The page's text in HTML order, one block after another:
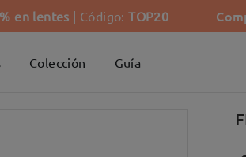
en lentes | Código:TOP20
Colección Guía